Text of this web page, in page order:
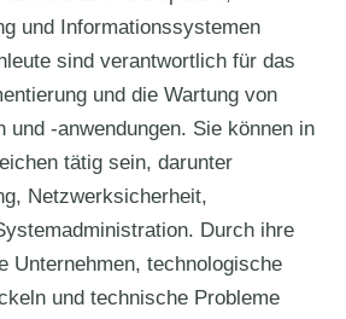
und Informationssystemen
sind verantwortlich für das
und die Wartung von
und -anwendungen. Sie können in
tätig sein, darunter
Netzwerksicherheit,
Durch ihre
Unternehmen, technologische
und technische Probleme